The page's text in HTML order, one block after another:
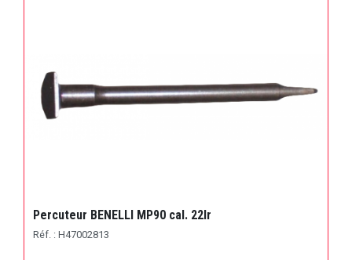
Percuteur BENELLI MP90 cal. 22lr
Réf. : H47002813